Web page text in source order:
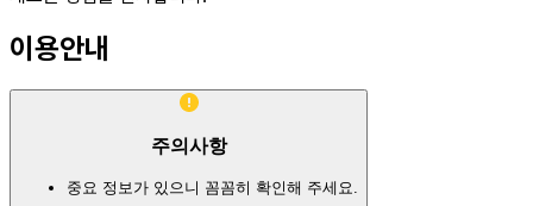
이용안내
주의사항
중요 정보가 있으니 꼼꼼히 확인해 주세요.